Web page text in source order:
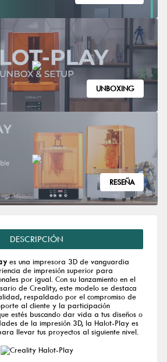
UNBOXING
RESEÑA
DESCRIPCIÓN
es una impresora 3D de vanguardia
de impresión superior para
por igual. Con su lanzamiento en el
de Creality, este modelo se destaca
respaldado por el compromiso de
al cliente y la participación
estés buscando dar vida a tus diseños o
de la impresión 3D, la Halot-Play es
llevar tus proyectos al siguiente nivel.